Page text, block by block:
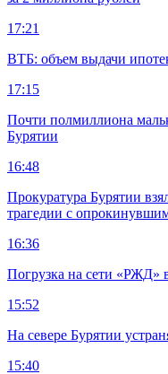
17:21
ВТБ: объем выдачи
17:15
Почти полмиллиона
Бурятии
16:48
Прокуратура Бурятии
трагедии с
16:36
Погрузка на сети «РЖД»
15:52
На севере Бурятии
15:40